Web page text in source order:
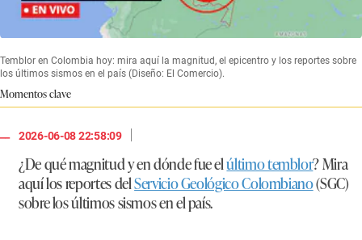
Temblor en Colombia hoy: mira aquí la magnitud, el epicentro y los reportes sobre
los últimos sismos en el país (Diseño: El Comercio).
Momentos clave
2026-06-08 22:58:09
|
¿De qué magnitud y en dónde fue elúltimo temblor? Mira
aquí los reportes delServicio Geológico Colombiano(SGC)
sobre los últimos sismos en el país.